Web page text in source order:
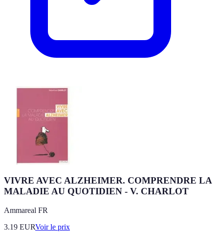
VIVRE AVEC ALZHEIMER. COMPRENDRE LA
MALADIE AU QUOTIDIEN - V. CHARLOT
Ammareal FR
3.19 EURVoir le prix